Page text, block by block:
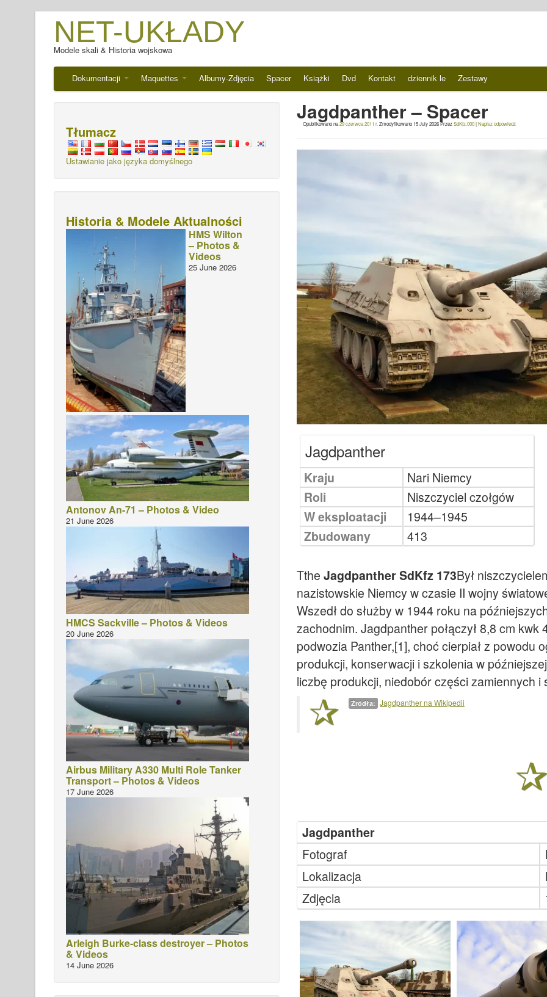
NET-UKŁADY
Modele skali & Historia wojskowa
Dokumentacji Maquettes Albumy-Zdjęcia Spacer Książki Dvd Kontakt dziennik le Zestawy
Jagdpanther – Spacer
Opublikowano na29 czerwca 2011 r. Zmodyfikowano 15 July 2026PrzezSdKfz.000|Napisz odpowiedź
Jagdpanther
Kraju
Nari Niemcy
Roli
Niszczyciel czołgów
W eksploatacji
1944–1945
Zbudowany
413
Tthe Jagdpanther SdKfz 173Był
nazistowskie Niemcy w czasie II wojny
Wszedł do służby w 1944 roku na
zachodnim. Jagdpanther połączył 8,8 cm
podwozia Panther,[1], choć cierpiał z powodu
produkcji, konserwacji i szkolenia w
liczbę produkcji, niedobór części zamiennych i
Źródła: Jagdpanther na Wikipedii
Jagdpanther
Fotograf
Lokalizacja
Zdjęcia
Tłumacz
Ustawianie jako języka domyślnego
Historia & Modele Aktualności
HMS Wilton
– Photos &
Videos
25 June 2026
Antonov An-71 – Photos & Video
21 June 2026
HMCS Sackville – Photos & Videos
20 June 2026
Airbus Military A330 Multi Role Tanker
Transport – Photos & Videos
17 June 2026
Arleigh Burke-class destroyer – Photos
& Videos
14 June 2026